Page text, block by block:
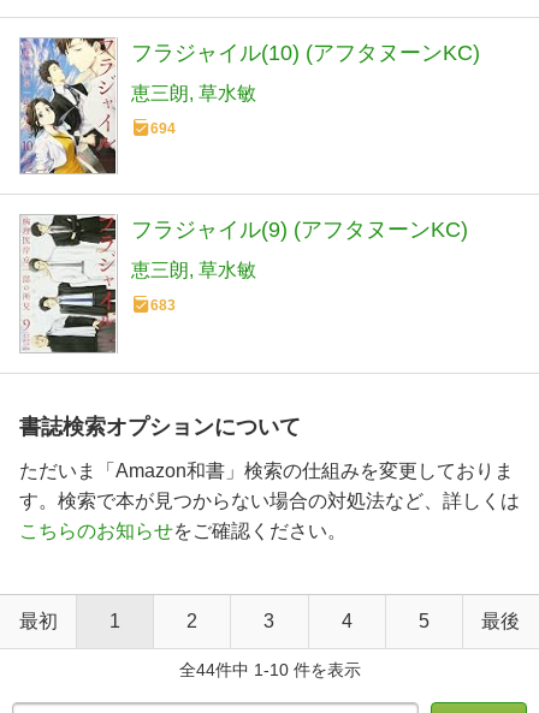
フラジャイル(10) (アフタヌーンKC)
恵三朗 草水敏
694
フラジャイル(9) (アフタヌーンKC)
恵三朗 草水敏
683
書誌検索オプションについて
ただいま「Amazon和書」検索の仕組みを変更しておりま
す。検索で本が見つからない場合の対処法など、詳しくは
こちらのお知らせをご確認ください。
最初 1 2 3 4 5 最後
全44件中 1-10 件を表示